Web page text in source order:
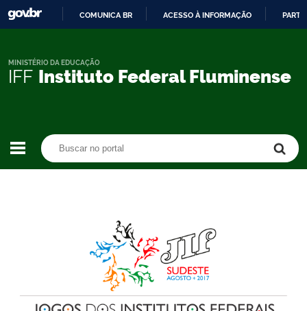
CONTEÚDO
COMUNICA BR ACESSO À INFORMAÇÃO
IFF Instituto Federal Fluminense
MINISTÉRIO DA EDUCAÇÃO